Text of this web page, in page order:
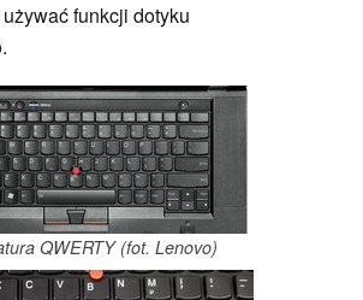
funkcji dotyku
QWERTY (fot. Lenovo)